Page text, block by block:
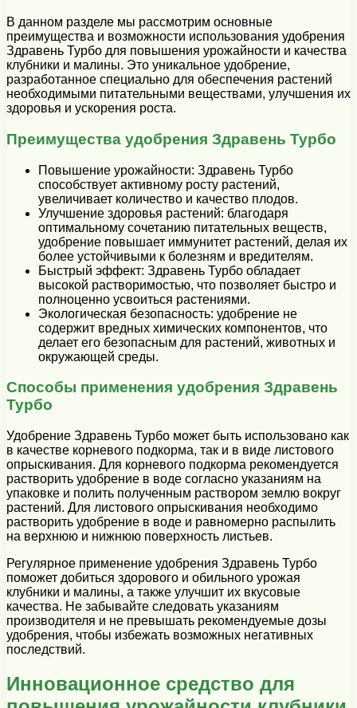
В данном разделе мы рассмотрим основные
преимущества и возможности использования удобрения
Здравень Турбо для повышения урожайности и качества
клубники и малины. Это уникальное удобрение,
разработанное специально для обеспечения растений
необходимыми питательными веществами, улучшения их
здоровья и ускорения роста.
Преимущества удобрения Здравень Турбо
Повышение урожайности: Здравень Турбо
способствует активному росту растений,
увеличивает количество и качество плодов.
Улучшение здоровья растений: благодаря
оптимальному сочетанию питательных веществ,
удобрение повышает иммунитет растений, делая их
более устойчивыми к болезням и вредителям.
Быстрый эффект: Здравень Турбо обладает
высокой растворимостью, что позволяет быстро и
полноценно усвоиться растениями.
Экологическая безопасность: удобрение не
содержит вредных химических компонентов, что
делает его безопасным для растений, животных и
окружающей среды.
Способы применения удобрения Здравень
Турбо
Удобрение Здравень Турбо может быть использовано как
в качестве корневого подкорма, так и в виде листового
опрыскивания. Для корневого подкорма рекомендуется
растворить удобрение в воде согласно указаниям на
упаковке и полить полученным раствором землю вокруг
растений. Для листового опрыскивания необходимо
растворить удобрение в воде и равномерно распылить
на верхнюю и нижнюю поверхность листьев.
Регулярное применение удобрения Здравень Турбо
поможет добиться здорового и обильного урожая
клубники и малины, а также улучшит их вкусовые
качества. Не забывайте следовать указаниям
производителя и не превышать рекомендуемые дозы
удобрения, чтобы избежать возможных негативных
последствий.
Инновационное средство для